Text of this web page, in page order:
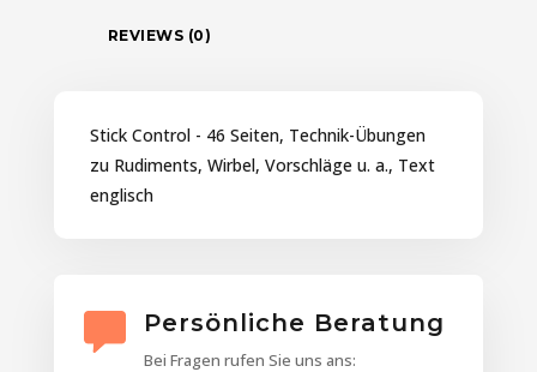
REVIEWS (0)
Stick Control - 46 Seiten, Technik-Übungen
zu Rudiments, Wirbel, Vorschläge u. a., Text
englisch
Persönliche Beratung
Bei Fragen rufen Sie uns ans: